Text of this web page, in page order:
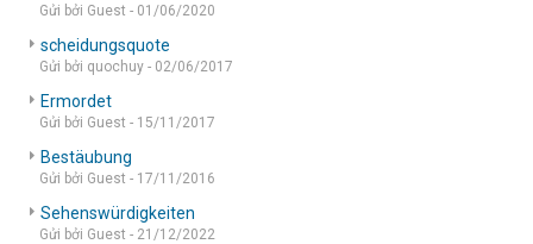
Gửi bởi Guest - 01/06/2020
scheidungsquote
Gửi bởi quochuy - 02/06/2017
Ermordet
Gửi bởi Guest - 15/11/2017
Bestäubung
Gửi bởi Guest - 17/11/2016
Sehenswürdigkeiten
Gửi bởi Guest - 21/12/2022